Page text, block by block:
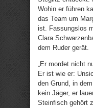
Wohin er führen
das Team um
ist. Fassungslos
Clara
dem Ruder gerät.
„Er mordet nicht
Er ist wie er:
den Grund, in
kein Jäger, er
Steinfisch gehört